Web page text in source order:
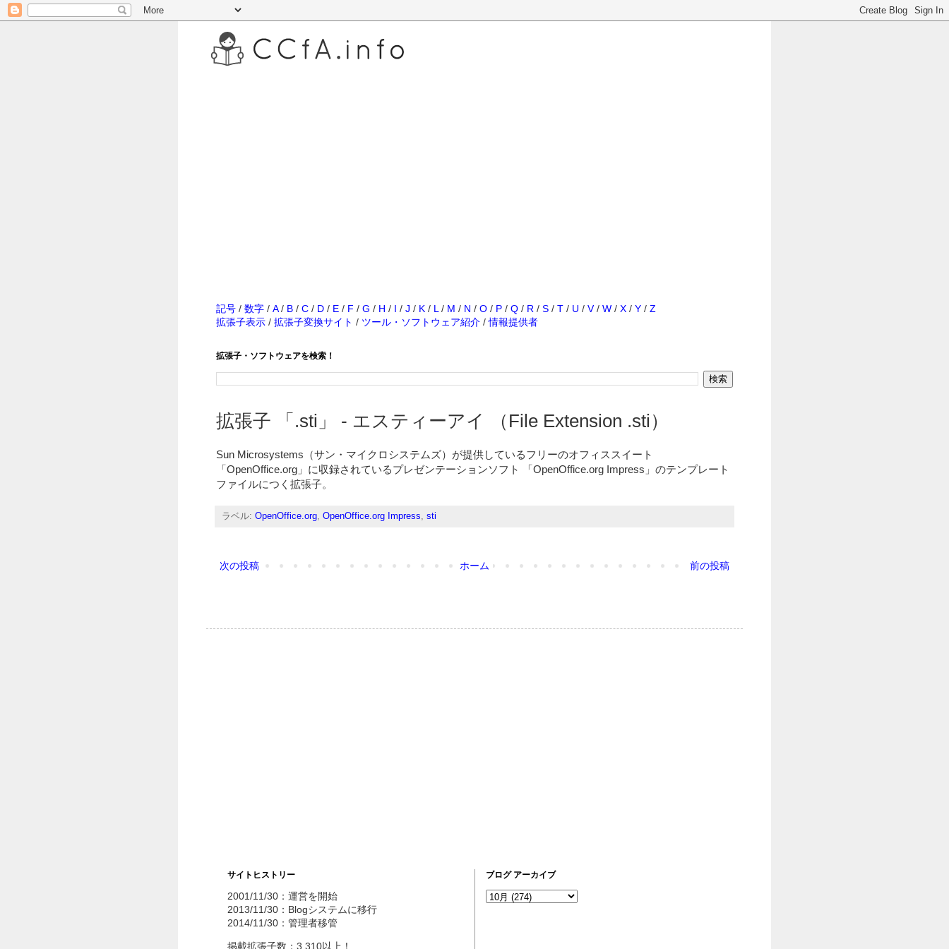
記号 / 数字 / A/ B / C / D / E / F / G / H / I / J / K / L / M / N / O / P / Q / R / S / T / U / V/ W / X / Y / Z
拡張子表示 / 拡張子変換サイト / ツール・ソフトウェア紹介 /情報提供者
拡張子・ソフトウェアを検索！
拡張子 「.sti」 - エスティーアイ （File Extension .sti）
Sun Microsystems（サン・マイクロシステムズ）が提供しているフリーのオフィススイート
「OpenOffice.org」に収録されているプレゼンテーションソフト 「OpenOffice.org Impress」のテンプレート
ファイルにつく拡張子。
ラベル: OpenOffice.org, OpenOffice.org Impress, sti
次の投稿 前の投稿
ホーム
サイトヒストリー
2001/11/30：運営を開始
2013/11/30：Blogシステムに移行
2014/11/30：管理者移管
掲載拡張子数：3,310以上！
ブログ アーカイブ